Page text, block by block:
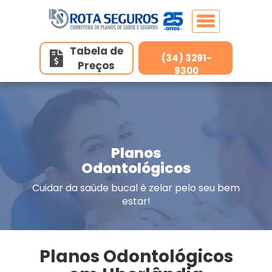
Home
Planos de Saúde
Planos de Saúde Individuais
RN Saúde/Hapvida
Planos de Saúde Individuais (Adesão)
Belo Horizonte/MG
Tabela de
Preços
(34) 3291-
9300
Planos
Odontológicos
Cuidar da saúde bucal é zelar pelo seu bem
estar!
Planos Odontológicos